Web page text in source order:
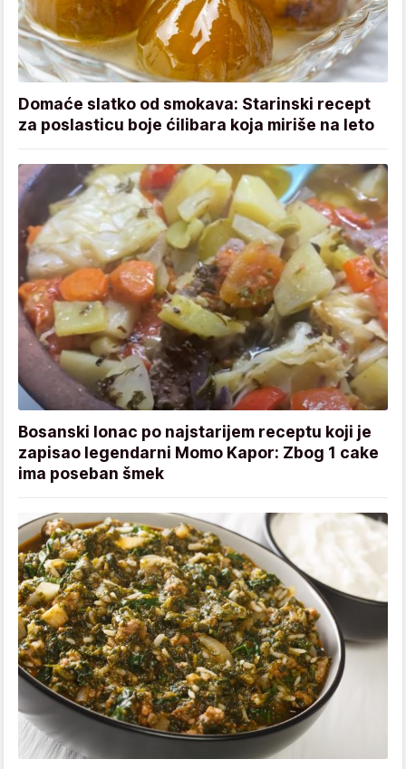
Domaće slatko od smokava: Starinski recept
za poslasticu boje ćilibara koja miriše na leto
Bosanski lonac po najstarijem receptu koji je
zapisao legendarni Momo Kapor: Zbog 1 cake
ima poseban šmek